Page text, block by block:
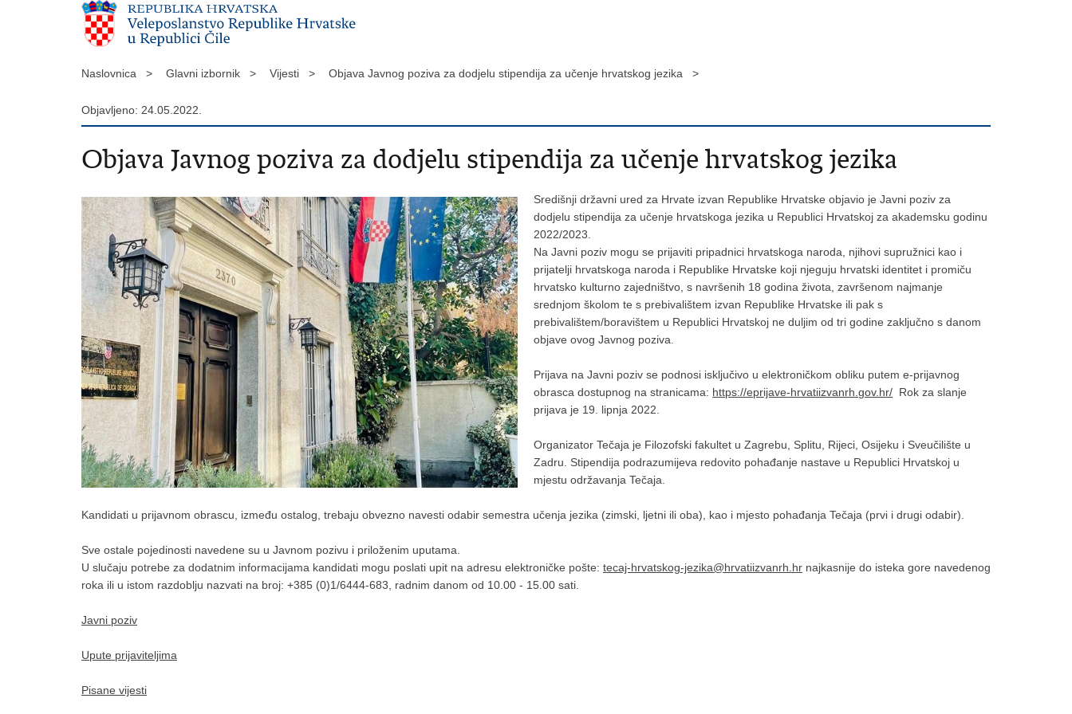
Naslovnica > Glavni izbornik > Vijesti > Objava Javnog poziva za dodjelu stipendija za učenje hrvatskog jezika >
Objavljeno: 24.05.2022.
Objava Javnog poziva za dodjelu stipendija za učenje hrvatskog jezika
Središnji državni ured za Hrvate izvan Republike Hrvatske objavio je Javni poziv za
dodjelu stipendija za učenje hrvatskoga jezika u Republici Hrvatskoj za akademsku godinu
2022/2023.
Na Javni poziv mogu se prijaviti pripadnici hrvatskoga naroda, njihovi supružnici kao i
prijatelji hrvatskoga naroda i Republike Hrvatske koji njeguju hrvatski identitet i promiču
hrvatsko kulturno zajedništvo, s navršenih 18 godina života, završenom najmanje
srednjom školom te s prebivalištem izvan Republike Hrvatske ili pak s
prebivalištem/boravištem u Republici Hrvatskoj ne duljim od tri godine zaključno s danom
objave ovog Javnog poziva.
Prijava na Javni poziv se podnosi isključivo u elektroničkom obliku putem e-prijavnog
obrasca dostupnog na stranicama: https://eprijave-hrvatiizvanrh.gov.hr/ Rok za slanje
prijava je 19. lipnja 2022.
Organizator Tečaja je Filozofski fakultet u Zagrebu, Splitu, Rijeci, Osijeku i Sveučilište u
Zadru. Stipendija podrazumijeva redovito pohađanje nastave u Republici Hrvatskoj u
mjestu održavanja Tečaja.
Kandidati u prijavnom obrascu, između ostalog, trebaju obvezno navesti odabir semestra učenja jezika (zimski, ljetni ili oba), kao i mjesto pohađanja Tečaja (prvi i drugi odabir).
Sve ostale pojedinosti navedene su u Javnom pozivu i priloženim uputama.
U slučaju potrebe za dodatnim informacijama kandidati mogu poslati upit na adresu elektroničke pošte: tecaj-hrvatskog-jezika@hrvatiizvanrh.hr najkasnije do isteka gore navedenog
roka ili u istom razdoblju nazvati na broj: +385 (0)1/6444-683, radnim danom od 10.00 - 15.00 sati.
Javni poziv
Upute prijaviteljima
Pisane vijesti